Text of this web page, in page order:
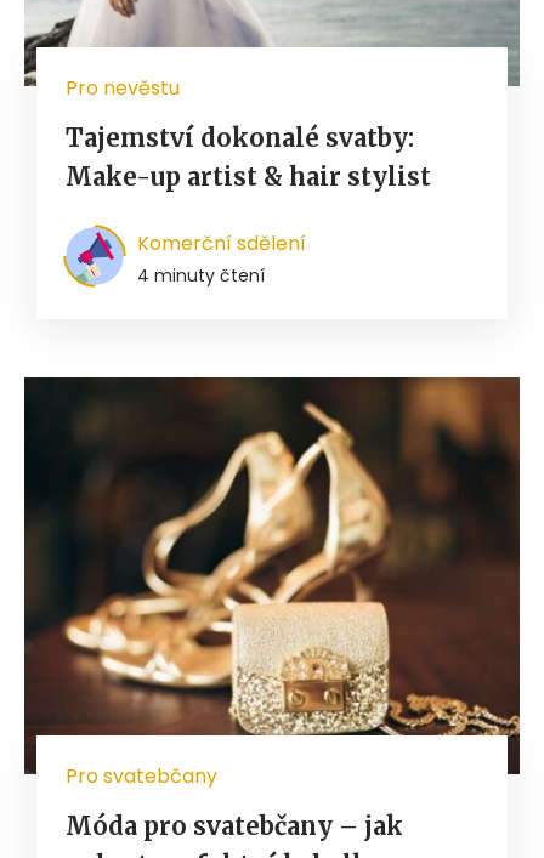
Pro nevěstu
Tajemství dokonalé svatby:
Make-up artist & hair stylist
Komerční sdělení
4 minuty čtení
Pro svatebčany
Móda pro svatebčany – jak